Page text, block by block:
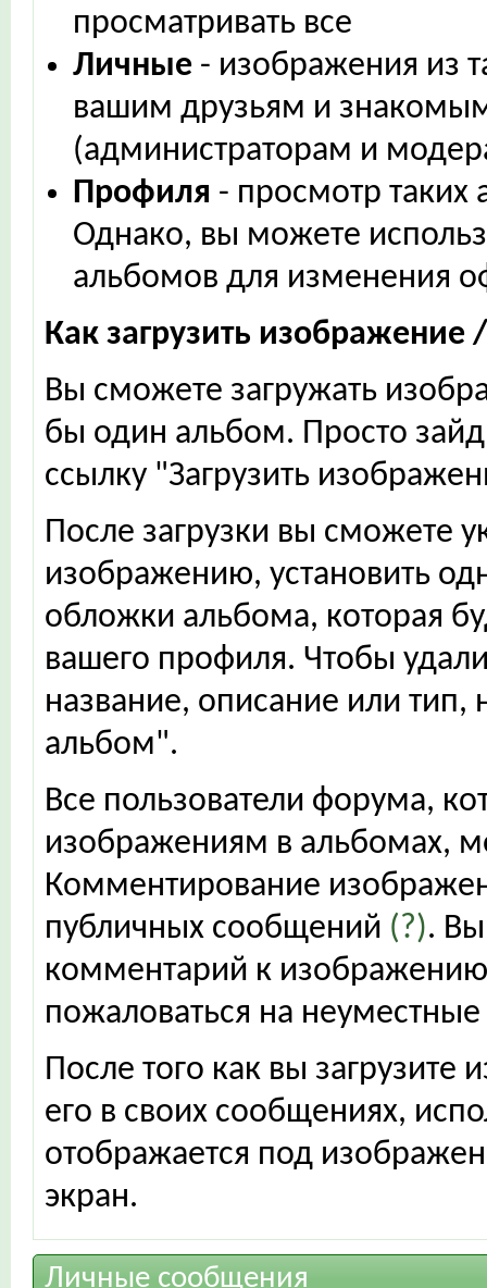
просматривать все
Личные - изображения из
вашим друзьям и
(администраторам и
Профиля - просмотр таких
Однако, вы можете
альбомов для изменения
Как загрузить
Вы сможете загружать
бы один альбом. Просто
ссылку "Загрузить
После загрузки вы сможете
изображению, установить
обложки альбома, которая
вашего профиля. Чтобы
название, описание или тип,
альбом".
Все пользователи форума,
изображениям в альбомах,
Комментирование
публичных сообщений (?).
комментарий к
пожаловаться на
После того как вы
его в своих сообщениях,
отображается под
экран.
Личные сообщения